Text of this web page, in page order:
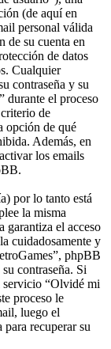
(de aquí en
personal válida
de su cuenta en
de datos
Cualquier
contraseña y su
durante el proceso
de
opción de qué
Además, en
los emails
por lo tanto está
la misma
garantiza el acceso
cuidadosamente y
phpBB
contraseña. Si
servicio “Olvidé mi
proceso le
luego el
recuperar su